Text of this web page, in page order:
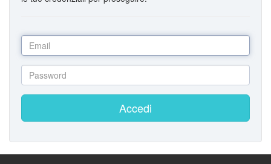
Accedi